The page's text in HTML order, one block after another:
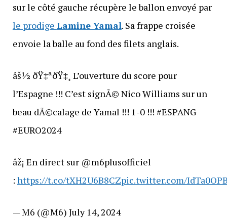
sur le côté gauche récupère le ballon envoyé par
le prodige Lamine Yamal. Sa frappe croisée
envoie la balle au fond des filets anglais.
âš½ ðŸ‡ªðŸ‡¸ L’ouverture du score pour
l’Espagne !!! C’est signÃ© Nico Williams sur un
beau dÃ©calage de Yamal !!! 1-0 !!! #ESPANG
#EURO2024
âž¡ En direct sur @m6plusofficiel
: https://t.co/tXH2U6B8CZpic.twitter.com/
— M6 (@M6) July 14, 2024